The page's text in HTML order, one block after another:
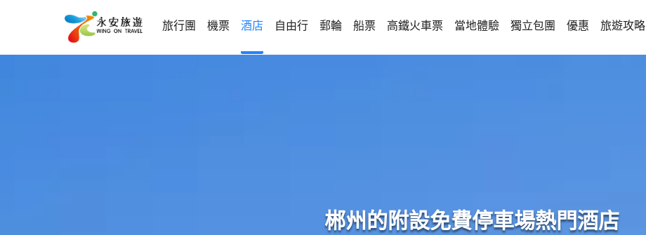
旅行團 機票 酒店 自由行 郵輪 船票 高鐵火車票 當地體驗 獨立包團 優惠 旅遊攻略
郴州的附設免費停車場熱門酒店